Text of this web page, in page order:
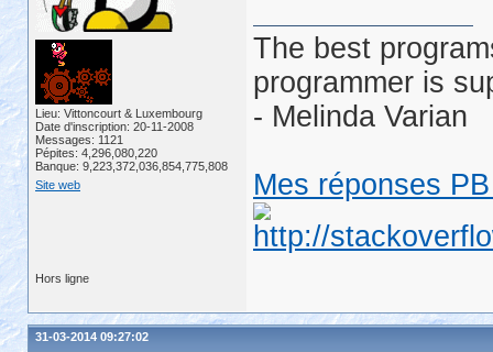
Lieu: Vittoncourt & Luxembourg
Date d'inscription: 20-11-2008
Messages: 1121
Pépites: 4,296,080,220
Banque: 9,223,372,036,854,775,808
Site web
The best
programmer is
- Melinda Varian
Mes réponses
Hors ligne
31-03-2014 09:27:02